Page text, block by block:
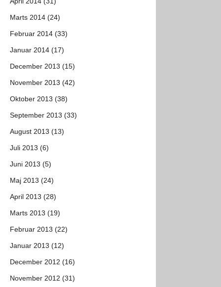
Marts 2014 (24)
Februar 2014 (33)
Januar 2014 (17)
December 2013 (15)
November 2013 (42)
Oktober 2013 (38)
September 2013 (33)
August 2013 (13)
Juli 2013 (6)
Juni 2013 (5)
Maj 2013 (24)
April 2013 (28)
Marts 2013 (19)
Februar 2013 (22)
Januar 2013 (12)
December 2012 (16)
November 2012 (31)